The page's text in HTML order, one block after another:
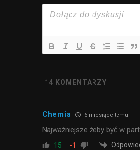
14 KOMENTARZY
Chemia 6 miesiące temu
Najważniejsze żeby być w
15 -1